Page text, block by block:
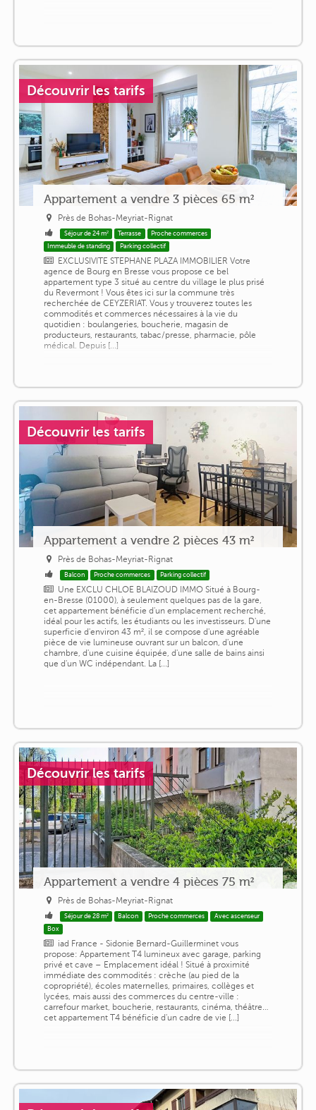
Découvrir les tarifs
Appartement a vendre 3 pièces 65 m²
Près de Bohas-Meyriat-Rignat
Séjour de 24 m² Terrasse
Proche commerces
Immeuble de standing
Parking collectif
EXCLUSIVITE STEPHANE PLAZA IMMOBILIER Votre
agence de Bourg en Bresse vous propose ce bel
appartement type 3 situé au centre du village le plus prisé
du Revermont ! Vous êtes ici sur la commune très
recherchée de CEYZERIAT. Vous y trouverez toutes les
commodités et commerces nécessaires à la vie du
quotidien : boulangeries, boucherie, magasin de
producteurs, restaurants, tabac/presse, pharmacie, pôle
médical. Depuis [...]
Découvrir les tarifs
Appartement a vendre 2 pièces 43 m²
Près de Bohas-Meyriat-Rignat
Balcon Proche commerces Parking collectif
Une EXCLU CHLOE BLAIZOUD IMMO Situé à Bourg-
en-Bresse (01000), à seulement quelques pas de la gare,
cet appartement bénéficie d'un emplacement recherché,
idéal pour les actifs, les étudiants ou les investisseurs. D'une
superficie d'environ 43 m², il se compose d'une agréable
pièce de vie lumineuse ouvrant sur un balcon, d'une
chambre, d'une cuisine équipée, d'une salle de bains ainsi
que d'un WC indépendant. La [...]
Découvrir les tarifs
Appartement a vendre 4 pièces 75 m²
Près de Bohas-Meyriat-Rignat
Séjour de 28 m² Balcon Proche commerces
Avec ascenseur
Box
iad France - Sidonie Bernard-Guillerminet vous
propose: Appartement T4 lumineux avec garage, parking
privé et cave – Emplacement idéal ! Situé à proximité
immédiate des commodités : crèche (au pied de la
copropriété), écoles maternelles, primaires, collèges et
lycées, mais aussi des commerces du centre-ville :
carrefour market, boucherie, restaurants, cinéma, théâtre…
cet appartement T4 bénéficie d'un cadre de vie [...]